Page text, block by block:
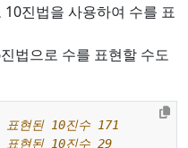
진법을 사용하여 수를 표
법으로 수를 표현할 수도